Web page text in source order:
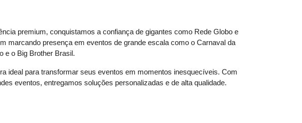
premium, conquistamos a confiança de gigantes como Rede Globo e
marcando presença em eventos de grande escala como o Carnaval da
e o Big Brother Brasil.
ideal para transformar seus eventos em momentos inesquecíveis. Com
eventos, entregamos soluções personalizadas e de alta qualidade.